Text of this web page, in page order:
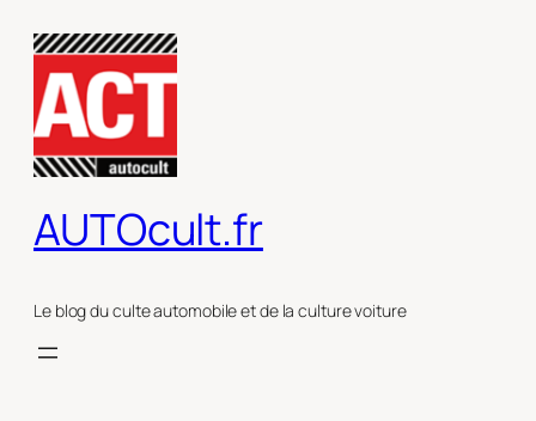
contenu
AUTOcult.fr
Le blog du culte automobile et de la culture voiture